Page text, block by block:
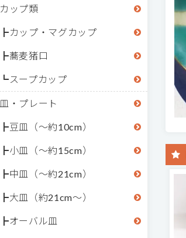
カップ類
カップ・マグカップ
蕎麦猪口
スープカップ
皿・プレート
豆皿（～約10cm）
小皿（～約15cm）
中皿（～約21cm）
大皿（約21cm～）
オーバル皿